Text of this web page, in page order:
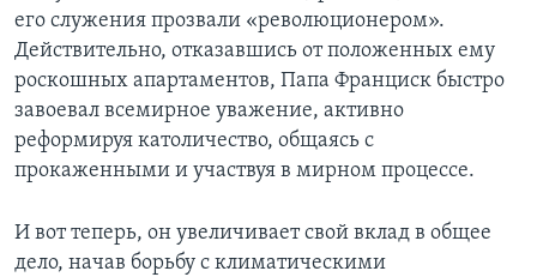
его служения прозвали «революционером».
Действительно, отказавшись от положенных ему
роскошных апартаментов, Папа Франциск быстро
завоевал всемирное уважение, активно
реформируя католичество, общаясь с
прокаженными и участвуя в мирном процессе.
И вот теперь, он увеличивает свой вклад в общее
дело, начав борьбу с климатическими